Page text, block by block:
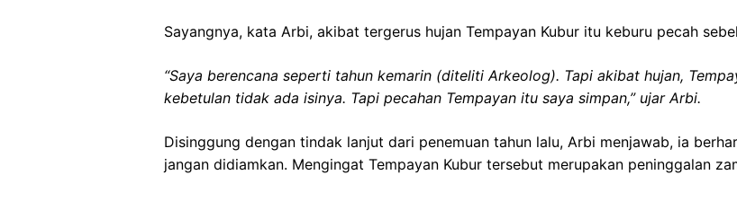
Sayangnya, kata Arbi, akibat tergerus hujan Tempayan Kubur itu keburu pecah
“Saya berencana seperti tahun kemarin (diteliti Arkeolog). Tapi akibat hujan,
kebetulan tidak ada isinya. Tapi pecahan Tempayan itu saya simpan,” ujar Arbi.
Disinggung dengan tindak lanjut dari penemuan tahun lalu, Arbi menjawab, ia
jangan didiamkan. Mengingat Tempayan Kubur tersebut merupakan peninggalan